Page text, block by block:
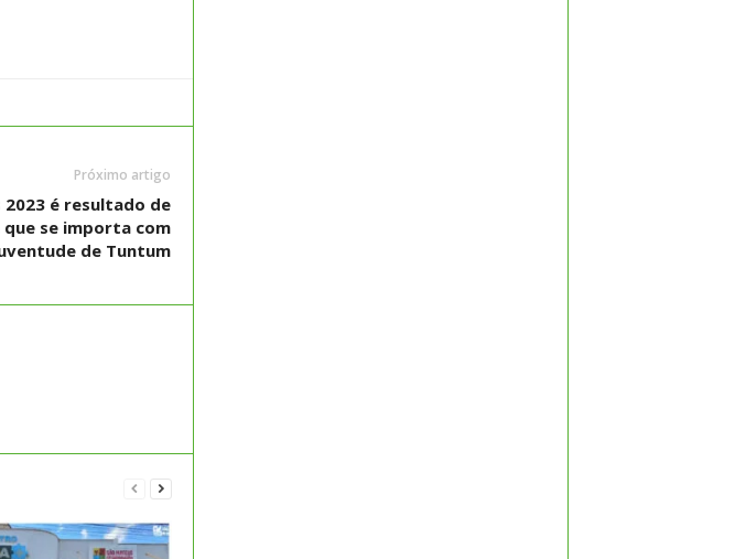
Próximo artigo
2023 é resultado de
se importa com
de Tuntum